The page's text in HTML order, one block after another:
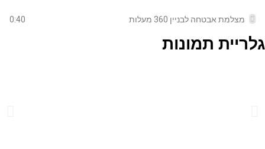
מצלמת אבטחה לבניין 360 מעלות 0:40
גלריית תמונות